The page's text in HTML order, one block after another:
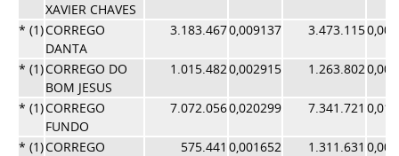
XAVIER CHAVES
* (1)CORREGO
DANTA
3.183.4670,009137 3.473.115
* (1)CORREGO DO
BOM JESUS
1.015.4820,002915 1.263.802
* (1)CORREGO
FUNDO
7.072.0560,020299 7.341.721
* (1)CORREGO
575.441 0,001652 1.311.631